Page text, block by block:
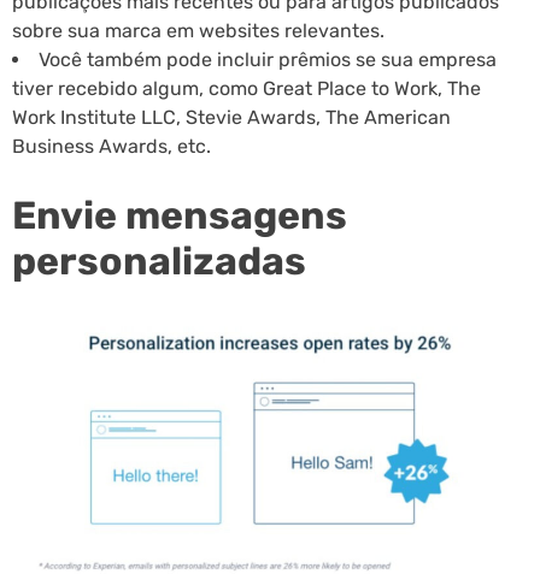
sobre sua marca em websites relevantes.
Você também pode incluir prêmios se sua empresa
tiver recebido algum, como Great Place to Work, The
Work Institute LLC, Stevie Awards, The American
Business Awards, etc.
Envie mensagens
personalizadas